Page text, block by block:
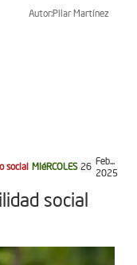
Autor:Pilar Martínez
social MIéRCOLES 26 Feb...
2025
social